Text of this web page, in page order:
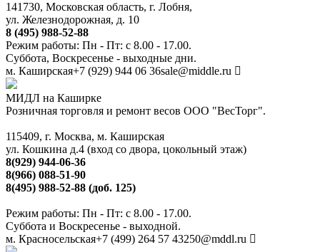
141730, Московская область, г. Лобня,
ул. Железнодорожная, д. 10
8 (495) 988-52-88
Режим работы: Пн - Пт: с 8.00 - 17.00.
Суббота, Воскресенье - выходные дни.
м. Каширская+7 (929) 944 06 36sale@middle.ru
МИДЛ на Каширке
Розничная торговля и ремонт весов ООО "ВесТорг".
115409, г. Москва, м. Каширская
ул. Кошкина д.4 (вход со двора, цокольный этаж)
8(929) 944-06-36
8(966) 088-51-90
8(495) 988-52-88 (доб. 125)
Режим работы: Пн - Пт: с 8.00 - 17.00.
Суббота и Воскресенье - выходной.
м. Красносельская+7 (499) 264 57 43250@mddl.ru